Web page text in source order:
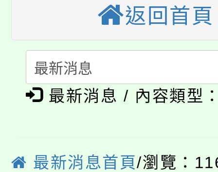
視費優惠，中低收入戶
半價優惠，詳情可洽有
者。
大園自造教育及科技
份教師增能研習
大溪自造教育及科技中
份教師研習
淨零綠生活教案入校路
會
公告本校115學年度第
「本色祭」8/29、30
徵才活動。
YOUNG桃局內行報名
返回首頁
最新消息 / 內容類型
最新消息首頁/瀏覽：